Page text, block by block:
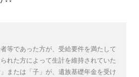
等であった方が、受給要件を満たして
れた方によって生計を維持されていた
」または「子」が、遺族基礎年金を受け